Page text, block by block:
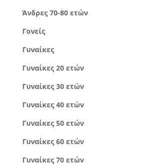
Άνδρες 70-80 ετών
Γονείς
Γυναίκες
Γυναίκες 20 ετών
Γυναίκες 30 ετών
Γυναίκες 40 ετών
Γυναίκες 50 ετών
Γυναίκες 60 ετών
Γυναίκες 70 ετών